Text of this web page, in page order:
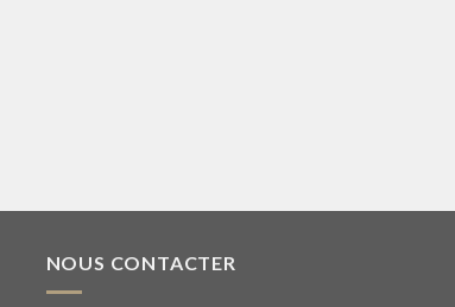
NOUS CONTACTER